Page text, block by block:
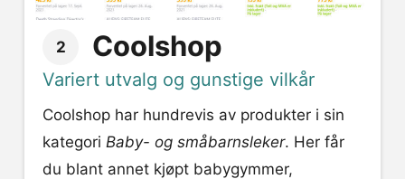
2 Coolshop
Variert utvalg og gunstige vilkår
Coolshop har hundrevis av produkter i sin
kategori Baby- og småbarnsleker. Her får
du blant annet kjøpt babygymmer,